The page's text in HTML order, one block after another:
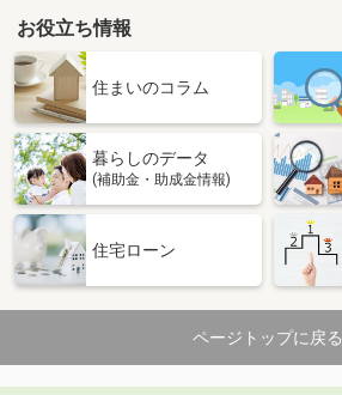
お役立ち情報
住まいのコラム
暮らしのデータ
(補助金・助成金情報)
住宅ローン
ページトップに戻る